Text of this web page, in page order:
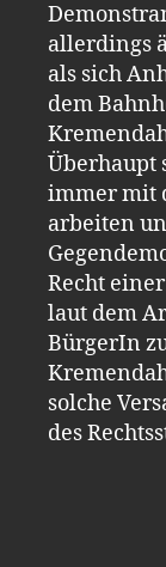
allerdings
als sich
dem
Überhaupt
immer mit
arbeiten
Recht
laut dem
BürgerIn
solche
des